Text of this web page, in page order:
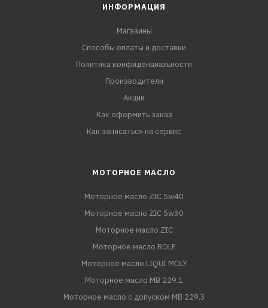
ИНФОРМАЦИЯ
Магазины
Способы оплаты и доставки
Политика конфиденциальности
Производители
Акции
Как оформить заказ
Как записаться на сервис
МОТОРНОЕ МАСЛО
Моторное масло ZIC 5w40
Моторное масло ZIC 5w30
Моторное масло ZIC
Моторное масло ROLF
Моторное масло LIQUI MOLY
Моторное масло MB 229.1
Моторное масло с допуском MB 229.3